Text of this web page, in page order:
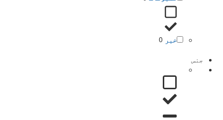
خبر 0
جنس